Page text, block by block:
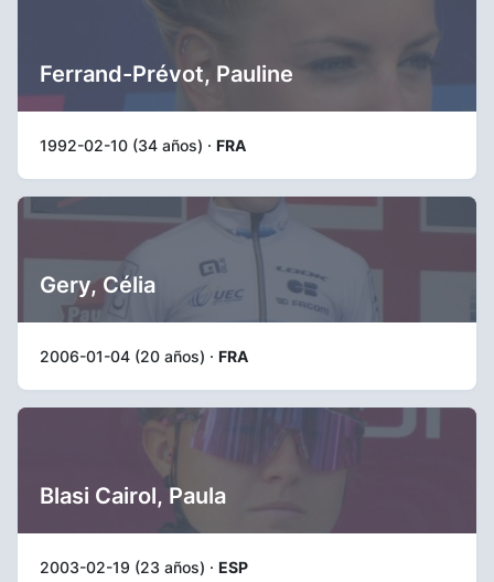
Ferrand-Prévot, Pauline
1992-02-10 (34 años) · FRA
Gery, Célia
2006-01-04 (20 años) · FRA
Blasi Cairol, Paula
2003-02-19 (23 años) · ESP